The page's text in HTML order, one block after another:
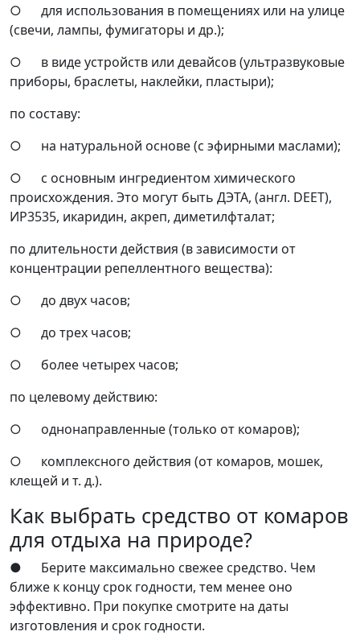
○ для использования в помещениях или на улице
(свечи, лампы, фумигаторы и др.);
○ в виде устройств или девайсов (ультразвуковые
приборы, браслеты, наклейки, пластыри);
по составу:
○ на натуральной основе (с эфирными маслами);
○ с основным ингредиентом химического
происхождения. Это могут быть ДЭТА, (англ. DEET),
ИР3535, икаридин, акреп, диметилфталат;
по длительности действия (в зависимости от
концентрации репеллентного вещества):
○ до двух часов;
○ до трех часов;
○ более четырех часов;
по целевому действию:
○ однонаправленные (только от комаров);
○ комплексного действия (от комаров, мошек,
клещей и т. д.).
Как выбрать средство от комаров
для отдыха на природе?
● Берите максимально свежее средство. Чем
ближе к концу срок годности, тем менее оно
эффективно. При покупке смотрите на даты
изготовления и срок годности.